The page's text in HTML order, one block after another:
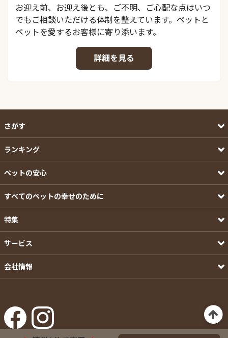
お迎え前、お迎え後とも、ご不明、ご心配な点はいつ
でもご相談いただける体制を整えています。ペットと
ペットを愛するお客様に寄り添います。
詳細を見る
さがす
ランキング
ペットの安心
すべてのペットの幸せのために
特集
サービス
会社情報